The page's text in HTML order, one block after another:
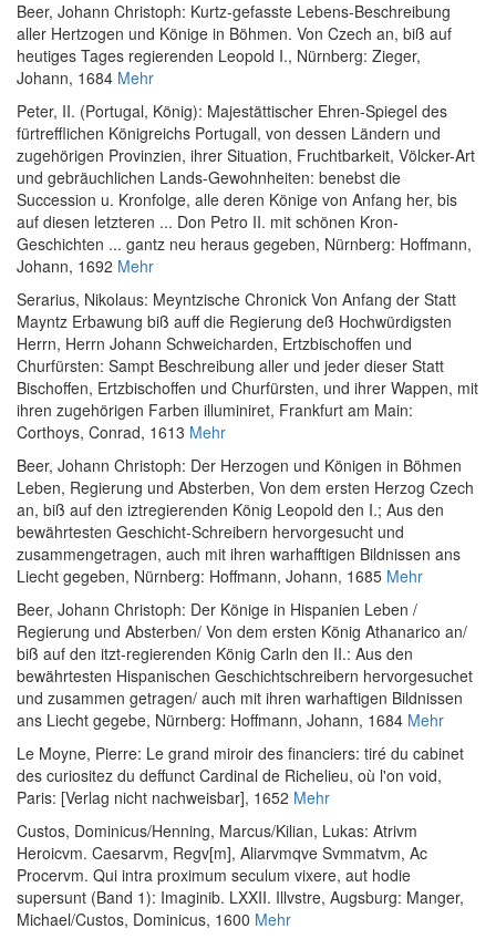
Beer, Johann Christoph: Kurtz-gefasste Lebens-Beschreibung
aller Hertzogen und Könige in Böhmen. Von Czech an, biß auf
heutiges Tages regierenden Leopold I., Nürnberg: Zieger,
Johann, 1684 Mehr
Peter, II. (Portugal, König): Majestättischer Ehren-Spiegel des
fürtrefflichen Königreichs Portugall, von dessen Ländern und
zugehörigen Provinzien, ihrer Situation, Fruchtbarkeit, Völcker-Art
und gebräuchlichen Lands-Gewohnheiten: benebst die
Succession u. Kronfolge, alle deren Könige von Anfang her, bis
auf diesen letzteren ... Don Petro II. mit schönen Kron-
Geschichten ... gantz neu heraus gegeben, Nürnberg: Hoffmann,
Johann, 1692 Mehr
Serarius, Nikolaus: Meyntzische Chronick Von Anfang der Statt
Mayntz Erbawung biß auff die Regierung deß Hochwürdigsten
Herrn, Herrn Johann Schweicharden, Ertzbischoffen und
Churfürsten: Sampt Beschreibung aller und jeder dieser Statt
Bischoffen, Ertzbischoffen und Churfürsten, und ihrer Wappen, mit
ihren zugehörigen Farben illuminiret, Frankfurt am Main:
Corthoys, Conrad, 1613 Mehr
Beer, Johann Christoph: Der Herzogen und Königen in Böhmen
Leben, Regierung und Absterben, Von dem ersten Herzog Czech
an, biß auf den iztregierenden König Leopold den I.; Aus den
bewährtesten Geschicht-Schreibern hervorgesucht und
zusammengetragen, auch mit ihren warhafftigen Bildnissen ans
Liecht gegeben, Nürnberg: Hoffmann, Johann, 1685 Mehr
Beer, Johann Christoph: Der Könige in Hispanien Leben /
Regierung und Absterben/ Von dem ersten König Athanarico an/
biß auf den itzt-regierenden König Carln den II.: Aus den
bewährtesten Hispanischen Geschichtschreibern hervorgesuchet
und zusammen getragen/ auch mit ihren warhaftigen Bildnissen
ans Liecht gegebe, Nürnberg: Hoffmann, Johann, 1684 Mehr
Le Moyne, Pierre: Le grand miroir des financiers: tiré du cabinet
des curiositez du deffunct Cardinal de Richelieu, où l'on void,
Paris: [Verlag nicht nachweisbar], 1652 Mehr
Custos, Dominicus/Henning, Marcus/Kilian, Lukas: Atrivm
Heroicvm. Caesarvm, Regv[m], Aliarvmqve Svmmatvm, Ac
Procervm. Qui intra proximum seculum vixere, aut hodie
supersunt (Band 1): Imaginib. LXXII. Illvstre, Augsburg: Manger,
Michael/Custos, Dominicus, 1600 Mehr